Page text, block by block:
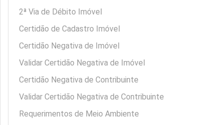
2ª Via de Débito Imóvel
Certidão de Cadastro Imóvel
Certidão Negativa de Imóvel
Validar Certidão Negativa de Imóvel
Certidão Negativa de Contribuinte
Validar Certidão Negativa de Contribuinte
Requerimentos de Meio Ambiente